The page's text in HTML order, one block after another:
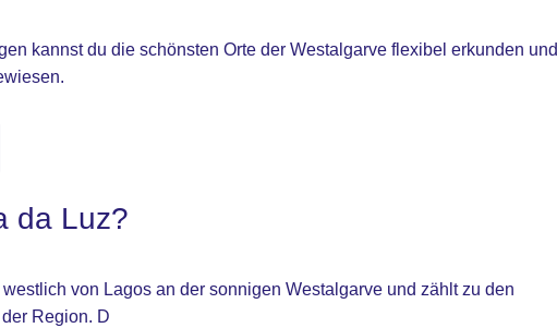
kannst du die schönsten Orte der Westalgarve flexibel erkunden und
da Luz?
von Lagos an der sonnigen Westalgarve und zählt zu den
Region. D